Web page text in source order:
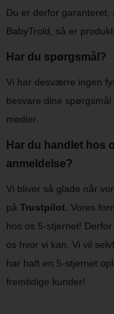
Du er derfor garanteret,
BabyTrold, så er
Har du spørgsmål?
Vi har desværre ingen
besvare dine
medier.
Har du handlet hos
anmeldelse?
Vi bliver så glade når
på Trustpilot . Vores
hos os 5-stjernet!
os hvor vi kan. Vi vil
har haft en 5-stjernet
fremtidige kunder!